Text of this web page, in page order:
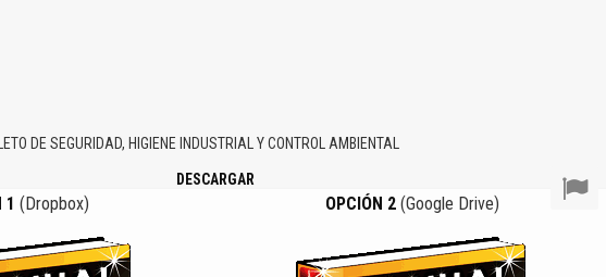
DE SEGURIDAD, HIGIENE INDUSTRIAL Y CONTROL AMBIENTAL
DESCARGAR
1 (Dropbox) OPCIÓN 2 (Google Drive)